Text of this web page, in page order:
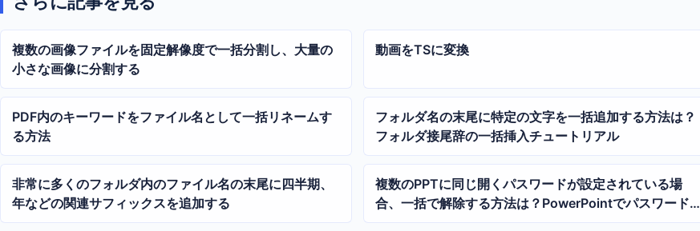
複数の画像ファイルを固定解像度で一括分割し、大量の
小さな画像に分割する
動画をTSに変換
PDF内のキーワードをファイル名として一括リネームす
る方法
フォルダ名の末尾に特定の文字を一括追加する方法は？
フォルダ接尾辞の一括挿入チュートリアル
非常に多くのフォルダ内のファイル名の末尾に四半期、
年などの関連サフィックスを追加する
複数のPPTに同じ開くパスワードが設定されている場
合、一括で解除する方法は？PowerPointでパスワード保
護を一括解除するガイド